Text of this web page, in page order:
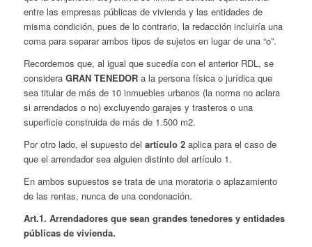
entre las empresas públicas de vivienda y las entidades de
misma condición, pues de lo contrario, la redacción incluiría una
coma para separar ambos tipos de sujetos en lugar de una “o”.
Recordemos que, al igual que sucedía con el anterior RDL, se
consideraGRAN TENEDOR a la persona física o jurídica que
sea titular de más de 10 inmuebles urbanos (la norma no aclara
si arrendados o no) excluyendo garajes y trasteros o una
superficie construida de más de 1.500 m2.
Por otro lado, el supuesto del artículo 2aplica para el caso de
que el arrendador sea alguien distinto del artículo 1.
En ambos supuestos se trata de una moratoria o aplazamiento
de las rentas, nunca de una condonación.
Art.1. Arrendadores que sean grandes tenedores y entidades
públicas de vivienda.